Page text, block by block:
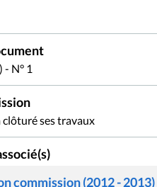
N° 1
clôturé ses travaux
commission (2012 - 2013)